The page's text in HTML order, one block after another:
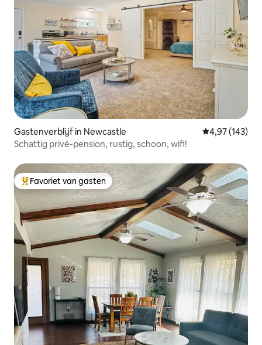
Gastenverblijf in Newcastle Gemiddelde
4,97 (143)
Schattig privé-pension, rustig, schoon, wifi!
Topfavoriet van gasten
Favoriet van gasten